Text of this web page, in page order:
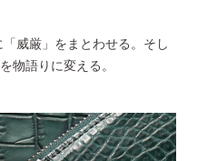
威厳」をまとわせる。そし
物語りに変える。